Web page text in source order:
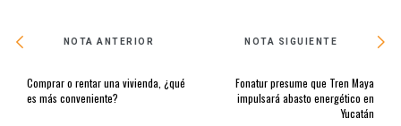
NOTA ANTERIOR
Comprar o rentar una vivienda, ¿qué
es más conveniente?
NOTA SIGUIENTE
Fonatur presume que Tren Maya
impulsará abasto energético en
Yucatán